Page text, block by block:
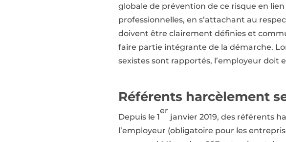
globale de prévention de ce risque en
professionnelles, en s’attachant au
doivent être clairement définies et
faire partie intégrante de la démarche.
sexistes sont rapportés, l’employeur
Référents harcèlement
Depuis le 1
er
janvier 2019, des référents
l’employeur (obligatoire pour les